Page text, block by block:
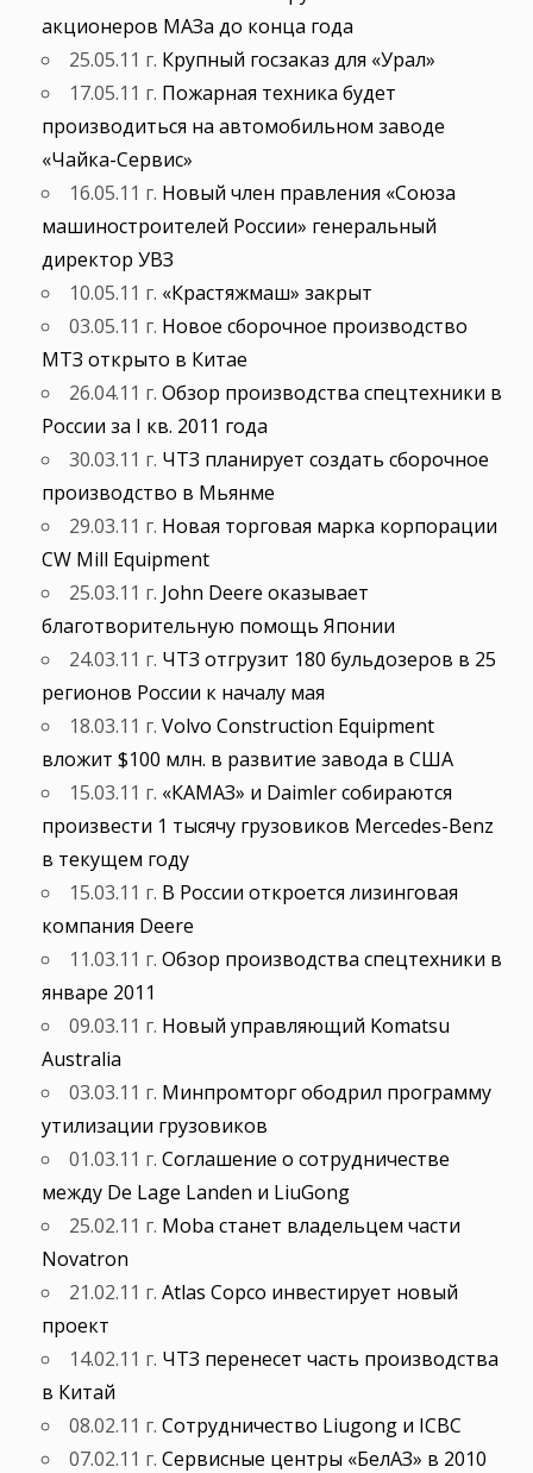
акционеров МАЗа до конца года
25.05.11 г. Крупный госзаказ для «Урал»
17.05.11 г. Пожарная техника будет
производиться на автомобильном заводе
«Чайка-Сервис»
16.05.11 г. Новый член правления «Союза
машиностроителей России» генеральный
директор УВЗ
10.05.11 г. «Крастяжмаш» закрыт
03.05.11 г. Новое сборочное производство
МТЗ открыто в Китае
26.04.11 г. Обзор производства спецтехники в
России за I кв. 2011 года
30.03.11 г. ЧТЗ планирует создать сборочное
производство в Мьянме
29.03.11 г. Новая торговая марка корпорации
CW Mill Equipment
25.03.11 г. John Deere оказывает
благотворительную помощь Японии
24.03.11 г. ЧТЗ отгрузит 180 бульдозеров в 25
регионов России к началу мая
18.03.11 г. Volvo Construction Equipment
вложит $100 млн. в развитие завода в США
15.03.11 г. «КАМАЗ» и Daimler собираются
произвести 1 тысячу грузовиков Mercedes-Benz
в текущем году
15.03.11 г. В России откроется лизинговая
компания Deere
11.03.11 г. Обзор производства спецтехники в
январе 2011
09.03.11 г. Новый управляющий Komatsu
Australia
03.03.11 г. Минпромторг ободрил программу
утилизации грузовиков
01.03.11 г. Соглашение о сотрудничестве
между De Lage Landen и LiuGong
25.02.11 г. Moba станет владельцем части
Novatron
21.02.11 г. Atlas Copco инвестирует новый
проект
14.02.11 г. ЧТЗ перенесет часть производства
в Китай
08.02.11 г. Сотрудничество Liugong и ICBC
07.02.11 г. Сервисные центры «БелАЗ» в 2010